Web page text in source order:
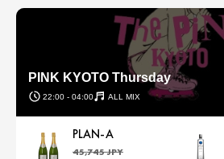
PINK KYOTO Thursday
22:00 - 04:00 ALL MIX
PLAN-A
45,745 JPY